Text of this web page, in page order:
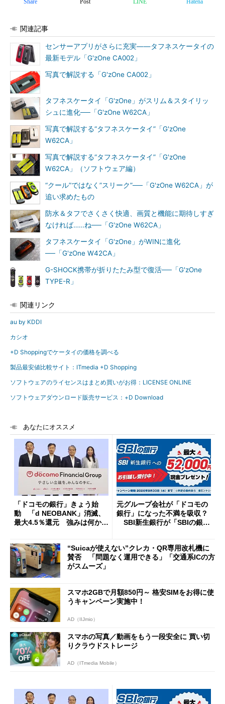
Share Post LINE Hatena
関連記事
センサーアプリがさらに充実――タフネスケータイの
最新モデル「G'zOne CA002」
写真で解説する「G'zOne CA002」
タフネスケータイ「G'zOne」がスリム＆スタイリッ
シュに進化──「G'zOne W62CA」
写真で解説する“タフネスケータイ”「G'zOne
W62CA」
写真で解説する“タフネスケータイ”「G'zOne
W62CA」（ソフトウェア編）
“クール”ではなく”スリーク”──「G'zOne W62CA」が
追い求めたもの
防水＆タフでさくさく快適、画質と機能に期待しすぎ
なければ……ね──「G'zOne W62CA」
タフネスケータイ「G'zOne」がWINに進化
──「G'zOne W42CA」
G-SHOCK携帯が折りたたみ型で復活──「G'zOne
TYPE-R」
関連リンク
au by KDDI
カシオ
+D Shoppingでケータイの価格を調べる
製品最安値比較サイト：ITmedia +D Shopping
ソフトウェアのライセンスはまとめ買いがお得：LICENSE ONLINE
ソフトウェアダウンロード販売サービス：+D Download
あなたにオススメ
「ドコモの銀行」きょう始
動 「d NEOBANK」消滅、
最大4.5％還元 強みは何か解
元グループ会社が「ドコモの
銀行」になった不満を吸収？
SBI新生銀行が「SBIの銀
開催
“Suicaが使えない”クレカ・QR専用改札機に
賛否 「問題なく運用できる」「交通系ICの方
がスムーズ」
スマホ2GBで月額850円～ 格安SIMをお得に使
うキャンペーン実施中！
AD（IIJmio）
スマホの写真／動画をもう一段安全に 買い切
りクラウドストレージ
AD（ITmedia Mobile）